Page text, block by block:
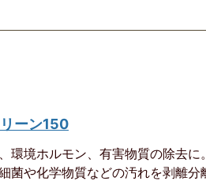
ーン150
環境ホルモン、有害物質の除去に
菌や化学物質などの汚れを剥離分